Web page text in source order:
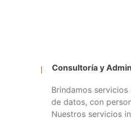
Consultoría y
Brindamos
de datos, con
Nuestros servicios